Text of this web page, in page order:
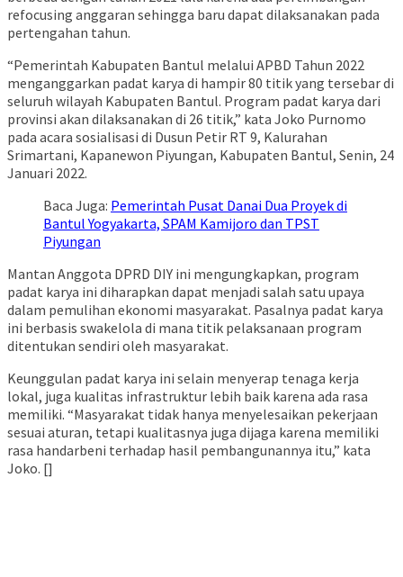
refocusing anggaran sehingga baru dapat dilaksanakan pada
pertengahan tahun.
“Pemerintah Kabupaten Bantul melalui APBD Tahun 2022
menganggarkan padat karya di hampir 80 titik yang tersebar di
seluruh wilayah Kabupaten Bantul. Program padat karya dari
provinsi akan dilaksanakan di 26 titik,” kata Joko Purnomo
pada acara sosialisasi di Dusun Petir RT 9, Kalurahan
Srimartani, Kapanewon Piyungan, Kabupaten Bantul, Senin, 24
Januari 2022.
Baca Juga: Pemerintah Pusat Danai Dua Proyek di
Bantul Yogyakarta, SPAM Kamijoro dan TPST
Piyungan
Mantan Anggota DPRD DIY ini mengungkapkan, program
padat karya ini diharapkan dapat menjadi salah satu upaya
dalam pemulihan ekonomi masyarakat. Pasalnya padat karya
ini berbasis swakelola di mana titik pelaksanaan program
ditentukan sendiri oleh masyarakat.
Keunggulan padat karya ini selain menyerap tenaga kerja
lokal, juga kualitas infrastruktur lebih baik karena ada rasa
memiliki. “Masyarakat tidak hanya menyelesaikan pekerjaan
sesuai aturan, tetapi kualitasnya juga dijaga karena memiliki
rasa handarbeni terhadap hasil pembangunannya itu,” kata
Joko. []